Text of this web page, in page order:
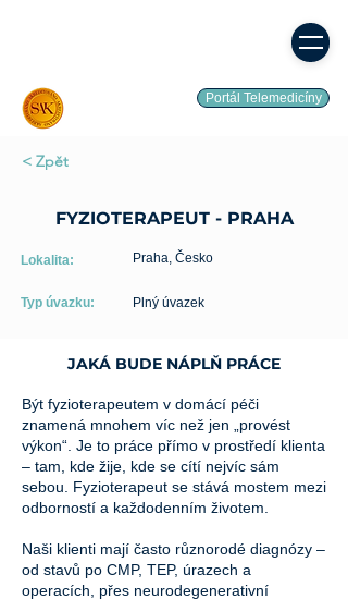
Portál Telemedicíny
< Zpět
FYZIOTERAPEUT - PRAHA
Lokalita: Praha, Česko
Typ úvazku: Plný úvazek
JAKÁ BUDE NÁPLŇ PRÁCE
Být fyzioterapeutem v domácí péči
znamená mnohem víc než jen „provést
výkon“. Je to práce přímo v prostředí klienta
– tam, kde žije, kde se cítí nejvíc sám
sebou. Fyzioterapeut se stává mostem mezi
odborností a každodenním životem.
Naši klienti mají často různorodé diagnózy –
od stavů po CMP, TEP, úrazech a
operacích, přes neurodegenerativní